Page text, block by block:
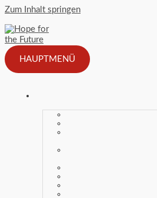
Zum Inhalt springen
HAUPTMENÜ